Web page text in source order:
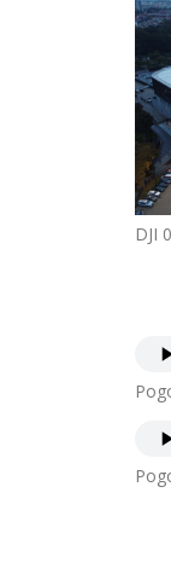
DJI